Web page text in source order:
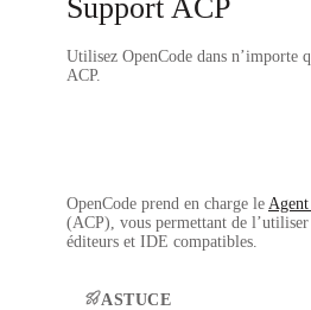
Support ACP
Utilisez OpenCode dans n’importe
ACP.
OpenCode prend en charge le
(ACP), vous permettant de
éditeurs et IDE compatibles.
ASTUCE